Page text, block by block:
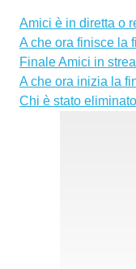
Amici è in diretta o
A che ora finisce la
Finale Amici in
A che ora inizia la
Chi è stato